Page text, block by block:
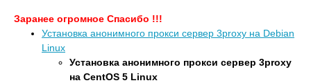
Заранее огромное Спасибо !!!
Установка анонимного прокси сервер 3proxy на Debian
Linux
Установка анонимного прокси сервер 3proxy
на CentOS 5 Linux